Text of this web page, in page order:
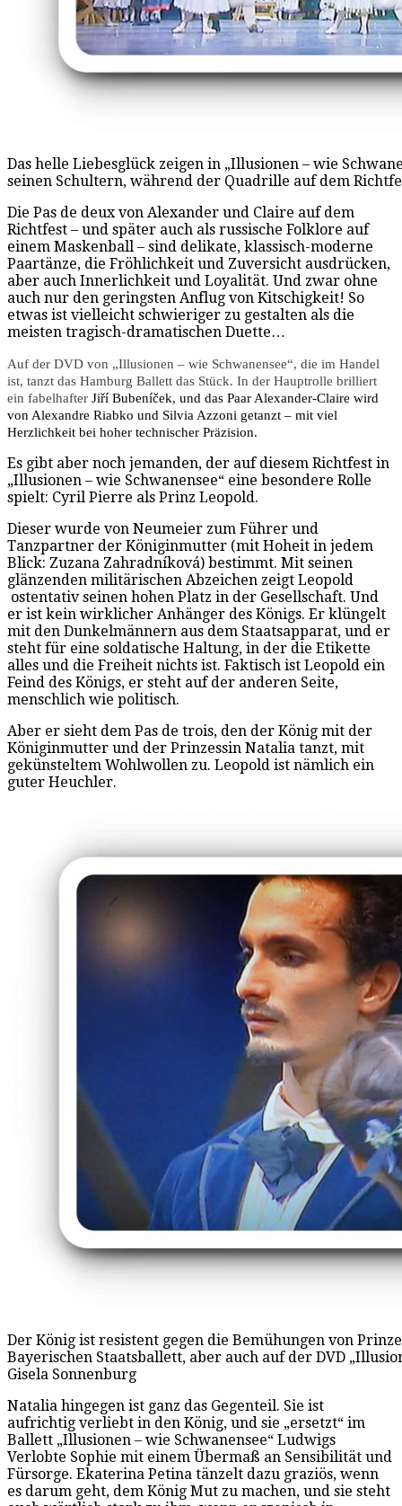
Das helle Liebesglück zeigen in „Illusionen – wie
seinen Schultern, während der Quadrille auf dem
Die Pas de deux von Alexander und Claire auf dem
Richtfest – und später auch als russische Folklore auf
einem Maskenball – sind delikate, klassisch-moderne
Paartänze, die Fröhlichkeit und Zuversicht ausdrücken,
aber auch Innerlichkeit und Loyalität. Und zwar ohne
auch nur den geringsten Anflug von Kitschigkeit! So
etwas ist vielleicht schwieriger zu gestalten als die
meisten tragisch-dramatischen Duette…
Auf der DVD von „Illusionen – wie Schwanensee“, die im Handel
ist, tanzt das Hamburg Ballett das Stück. In der Hauptrolle brilliert
ein fabelhafter Jiří Bubeníček, und das Paar Alexander-Claire wird
von Alexandre Riabko und Silvia Azzoni getanzt – mit viel
Herzlichkeit bei hoher technischer Präzision.
Es gibt aber noch jemanden, der auf diesem Richtfest in
„Illusionen – wie Schwanensee“ eine besondere Rolle
spielt: Cyril Pierre als Prinz Leopold.
Dieser wurde von Neumeier zum Führer und
Tanzpartner der Königinmutter (mit Hoheit in jedem
Blick: Zuzana Zahradníková) bestimmt. Mit seinen
glänzenden militärischen Abzeichen zeigt Leopold
ostentativ seinen hohen Platz in der Gesellschaft. Und
er ist kein wirklicher Anhänger des Königs. Er klüngelt
mit den Dunkelmännern aus dem Staatsapparat, und er
steht für eine soldatische Haltung, in der die Etikette
alles und die Freiheit nichts ist. Faktisch ist Leopold ein
Feind des Königs, er steht auf der anderen Seite,
menschlich wie politisch.
Aber er sieht dem Pas de trois, den der König mit der
Königinmutter und der Prinzessin Natalia tanzt, mit
gekünsteltem Wohlwollen zu. Leopold ist nämlich ein
guter Heuchler.
Der König ist resistent gegen die Bemühungen von
Bayerischen Staatsballett, aber auch auf der DVD
Gisela Sonnenburg
Natalia hingegen ist ganz das Gegenteil. Sie ist
aufrichtig verliebt in den König, und sie „ersetzt“ im
Ballett „Illusionen – wie Schwanensee“ Ludwigs
Verlobte Sophie mit einem Übermaß an Sensibilität und
Fürsorge. Ekaterina Petina tänzelt dazu graziös, wenn
es darum geht, dem König Mut zu machen, und sie steht